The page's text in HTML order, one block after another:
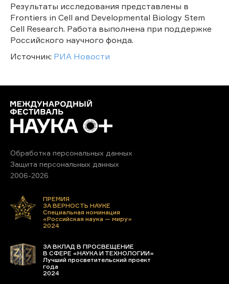
Результаты исследования представлены в
Frontiers in Cell and Developmental Biology Stem
Cell Research. Работа выполнена при поддержке
Российского научного фонда.
Источник: РИА Новости
Обработка персональных данных
Защита персональных данных
2006-2026
ПРЕМИЯ
ЗА ВЕРНОСТЬ НАУКЕ
Специальная номинация
«Российская наука — миру»
2024
ЗА ВКЛАД В ПРОСВЕЩЕНИЕ
В СФЕРЕ «НАУКА И ТЕХНОЛОГИИ»
Лучший просветительский проект
года
2024